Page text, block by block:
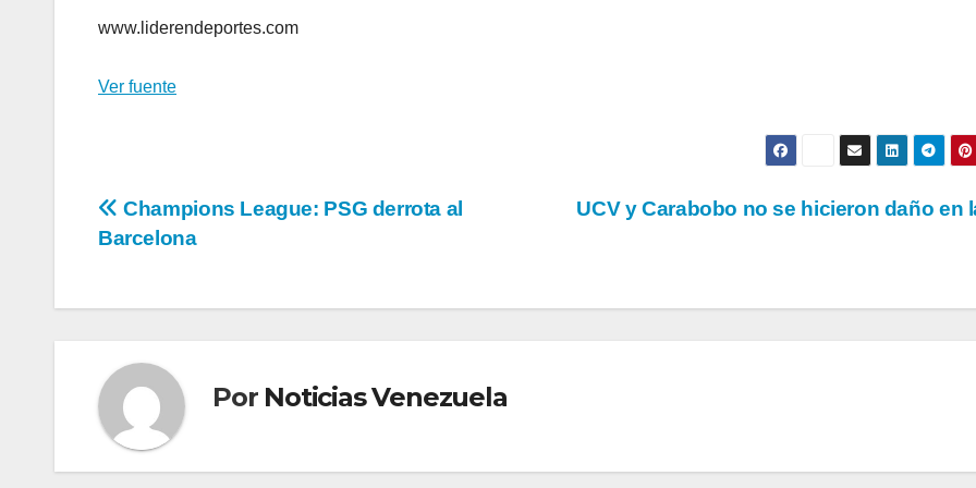
www.liderendeportes.com
Ver fuente
Navegación
entradas
UCV y Carabobo no se hicieron daño en
Champions League: PSG derrota al
Barcelona
Por Noticias Venezuela